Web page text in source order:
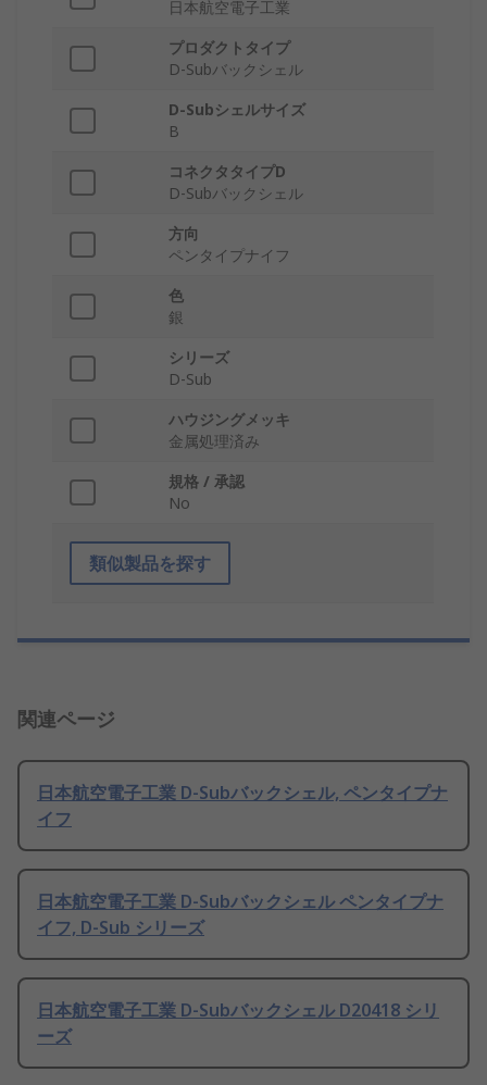
日本航空電子工業
プロダクトタイプ
D-Subバックシェル
D-Subシェルサイズ
B
コネクタタイプD
D-Subバックシェル
方向
ペンタイプナイフ
色
銀
シリーズ
D-Sub
ハウジングメッキ
金属処理済み
規格 / 承認
No
類似製品を探す
関連ページ
日本航空電子工業 D-Subバックシェル, ペンタイプナ
イフ
日本航空電子工業 D-Subバックシェル ペンタイプナ
イフ, D-Sub シリーズ
日本航空電子工業 D-Subバックシェル D20418 シリ
ーズ